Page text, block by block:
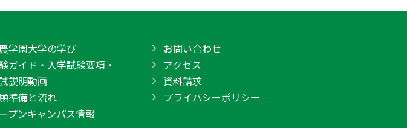
学園大学の学び
ガイド・入学試験要項・
説明動画
準備と流れ
プンキャンパス情報
お問い合わせ
アクセス
資料請求
プライバシーポリシー